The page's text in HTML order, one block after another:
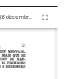
Tome LXXXI - Du 16 frimaire au 29 frimaire an II (6 décembre au 19 décembre 1793)